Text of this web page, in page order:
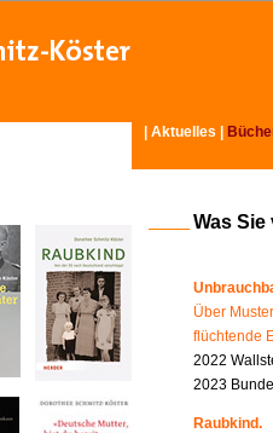
Aktuelles
Was
Über
flüchtende
2022
2023
Raubkind.